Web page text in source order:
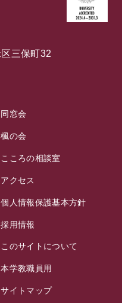
三保町32
同窓会
楓の会
こころの相談室
アクセス
個人情報保護基本方針
採用情報
このサイトについて
本学教職員用
サイトマップ